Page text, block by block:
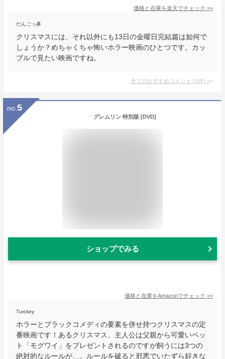
価格と在庫を楽天でチェック >>
だんごっ鼻
クリスマスには、それ以外にも13日の金曜日完結篇は如何で
しょうか？めちゃくちゃ怖いホラー映画のひとつです。カッ
プルで見たい映画ですね。
全てのおすすめコメント (1件) >
no. 5
グレムリン 特別版 [DVD]
ショップでみる
価格と在庫をAmazonでチェック >>
Turckey
ホラーとブラックコメディの要素を併せ持つクリスマスの定
番映画です！あるクリスマス、主人公は父親から可愛いペッ
ト「モグワイ」をプレゼントされるのですが飼うには3つの
絶対的なルールが…。ルールを破ると邪悪でいたずら好きな